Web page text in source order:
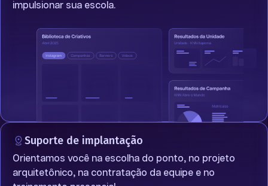
impulsionar sua escola.
Suporte de implantação
Orientamos você na escolha do ponto, no projeto
arquitetônico, na contratação da equipe e no